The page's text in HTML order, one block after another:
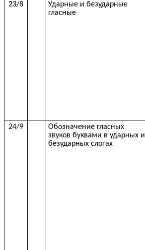
23/8
Ударные и безударные
гласные
24/9
Обозначение гласных
звуков буквами в ударных и
безударных слогах